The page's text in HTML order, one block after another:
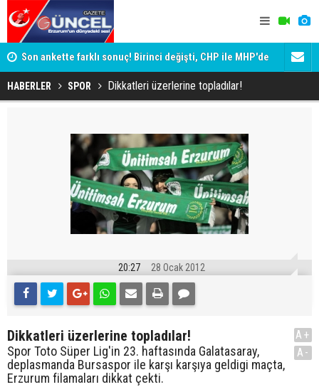
Son ankette farklı sonuç! Birinci değişti, CHP ile MHP'de
büyük kayıp
HABERLER SPOR Dikkatleri üzerlerine topladılar!
20:27 28 Ocak 2012
Dikkatleri üzerlerine topladılar!
Spor Toto Süper Lig'in 23. haftasında Galatasaray,
deplasmanda Bursaspor ile karşı karşıya geldigi maçta,
Erzurum filamaları dikkat çekti.
A+
A-